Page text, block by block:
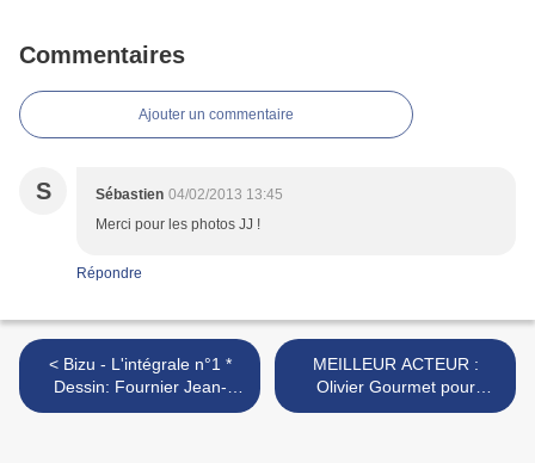
Commentaires
Ajouter un commentaire
S Sébastien 04/02/2013 13:45
Merci pour les photos JJ !
Répondre
< Bizu - L'intégrale n°1 *
Dessin: Fournier Jean-
Claude : Scénario:
MEILLEUR ACTEUR :
Olivier Gourmet pour
L’Exercice de l’Etat